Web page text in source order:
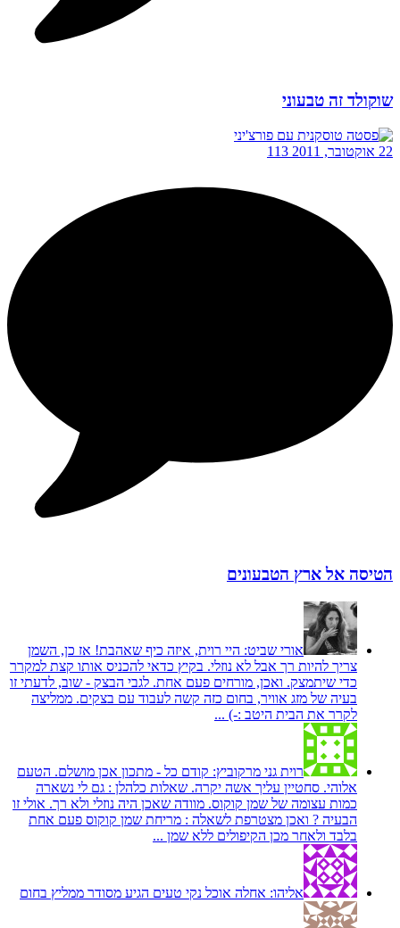
שוקולד זה טבעוני
22 אוקטובר, 2011 113
הטיסה אל ארץ הטבעונים
אורי שביט: היי רוית, איזה כיף שאהבת! אז כן, השמן
צריך להיות רך אבל לא נוזלי. בקיץ כדאי להכניס אותו קצת למקרר
כדי שיתמצק. ואכן, מורחים פעם אחת. לגבי הבצק - שוב, לדעתי זו
בעיה של מזג אוויר, בחום כזה קשה לעבוד עם בצקים. ממליצה
לקרר את הבית היטב :-) ...
רוית גני מרקוביץ: קודם כל - מתכון אכן מושלם. הטעם
אלוהי. סחטיין עליך אשה יקרה. שאלות כלהלן : גם לי נשארה
כמות עצומה של שמן קוקוס. מוודה שאכן היה נוזלי ולא רך. אולי זו
הבעיה ? ואכן מצטרפת לשאלה : מריחת שמן קוקוס פעם אחת
בלבד ולאחר מכן הקיפולים ללא שמן ...
אליהו: אחלה אוכל נקי טעים הגיע מסודר ממליץ בחום